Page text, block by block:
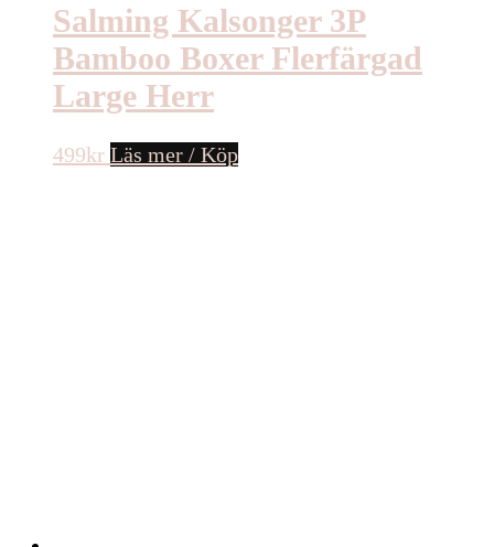
Salming Kalsonger 3P
Bamboo Boxer Flerfärgad
Large Herr
499kr Läs mer / Köp